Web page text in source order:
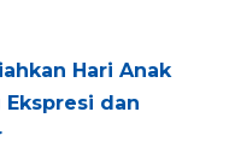
Hari Anak
Ekspresi dan